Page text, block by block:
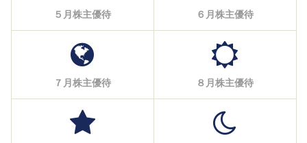
５月株主優待 ６月株主優待
７月株主優待 ８月株主優待